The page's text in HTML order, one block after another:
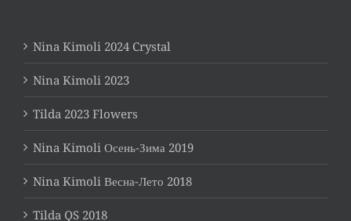
Nina Kimoli 2024 Crystal
Nina Kimoli 2023
Tilda 2023 Flowers
Nina Kimoli Осень-Зима 2019
Nina Kimoli Весна-Лето 2018
Tilda QS 2018